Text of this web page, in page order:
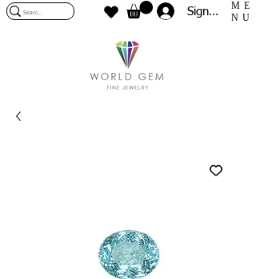
Sign In
ME
NU